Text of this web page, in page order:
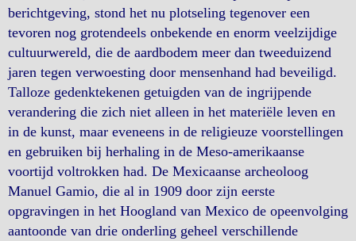
berichtgeving, stond het nu plotseling tegenover een
tevoren nog grotendeels onbekende en enorm veelzijdige
cultuurwereld, die de aardbodem meer dan tweeduizend
jaren tegen verwoesting door mensenhand had beveiligd.
Talloze gedenktekenen getuigden van de ingrijpende
verandering die zich niet alleen in het materiële leven en
in de kunst, maar eveneens in de religieuze voorstellingen
en gebruiken bij herhaling in de Meso-amerikaanse
voortijd voltrokken had. De Mexicaanse archeoloog
Manuel Gamio, die al in 1909 door zijn eerste
opgravingen in het Hoogland van Mexico de opeenvolging
aantoonde van drie onderling geheel verschillende